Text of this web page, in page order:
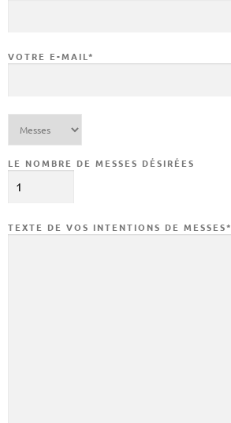
VOTRE E-MAIL*
LE NOMBRE DE MESSES DÉSIRÉES
TEXTE DE VOS INTENTIONS DE MESSES*